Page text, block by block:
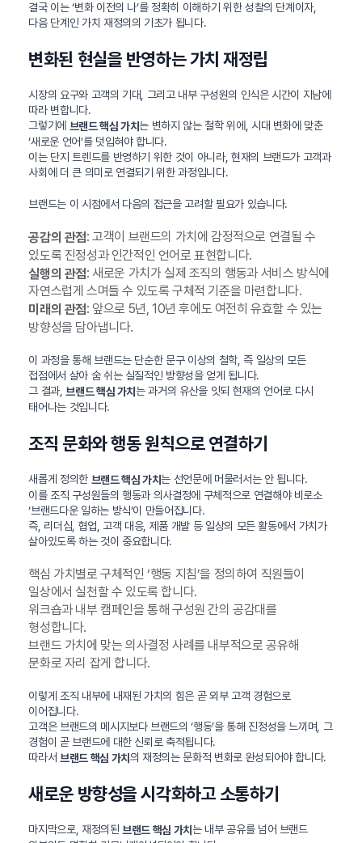
결국 이는 ‘변화 이전의 나’를 정확히 이해하기 위한 성찰의 단계이자,
다음 단계인 가치 재정의의 기초가 됩니다.
변화된 현실을 반영하는 가치 재정립
시장의 요구와 고객의 기대, 그리고 내부 구성원의 인식은 시간이 지남에
따라 변합니다.
그렇기에 브랜드 핵심 가치는 변하지 않는 철학 위에, 시대 변화에 맞춘
‘새로운 언어’를 덧입혀야 합니다.
이는 단지 트렌드를 반영하기 위한 것이 아니라, 현재의 브랜드가 고객과
사회에 더 큰 의미로 연결되기 위한 과정입니다.
브랜드는 이 시점에서 다음의 접근을 고려할 필요가 있습니다.
공감의 관점: 고객이 브랜드의 가치에 감정적으로 연결될 수
있도록 진정성과 인간적인 언어로 표현합니다.
실행의 관점: 새로운 가치가 실제 조직의 행동과 서비스 방식에
자연스럽게 스며들 수 있도록 구체적 기준을 마련합니다.
미래의 관점: 앞으로 5년, 10년 후에도 여전히 유효할 수 있는
방향성을 담아냅니다.
이 과정을 통해 브랜드는 단순한 문구 이상의 철학, 즉 일상의 모든
접점에서 살아 숨 쉬는 실질적인 방향성을 얻게 됩니다.
그 결과, 브랜드 핵심 가치 는 과거의 유산을 잇되 현재의 언어로 다시
태어나는 것입니다.
조직 문화와 행동 원칙으로 연결하기
새롭게 정의한 브랜드 핵심 가치는 선언문에 머물러서는 안 됩니다.
이를 조직 구성원들의 행동과 의사결정에 구체적으로 연결해야 비로소
‘브랜드다운 일하는 방식’이 만들어집니다.
즉, 리더십, 협업, 고객 대응, 제품 개발 등 일상의 모든 활동에서 가치가
살아있도록 하는 것이 중요합니다.
핵심 가치별로 구체적인 ‘행동 지침’을 정의하여 직원들이
일상에서 실천할 수 있도록 합니다.
워크숍과 내부 캠페인을 통해 구성원 간의 공감대를
형성합니다.
브랜드 가치에 맞는 의사결정 사례를 내부적으로 공유해
문화로 자리 잡게 합니다.
이렇게 조직 내부에 내재된 가치의 힘은 곧 외부 고객 경험으로
이어집니다.
고객은 브랜드의 메시지보다 브랜드의 ‘행동’을 통해 진정성을 느끼며, 그
경험이 곧 브랜드에 대한 신뢰로 축적됩니다.
따라서 브랜드 핵심 가치의 재정의는 문화적 변화로 완성되어야 합니다.
새로운 방향성을 시각화하고 소통하기
마지막으로, 재정의된브랜드 핵심 가치 는 내부 공유를 넘어 브랜드